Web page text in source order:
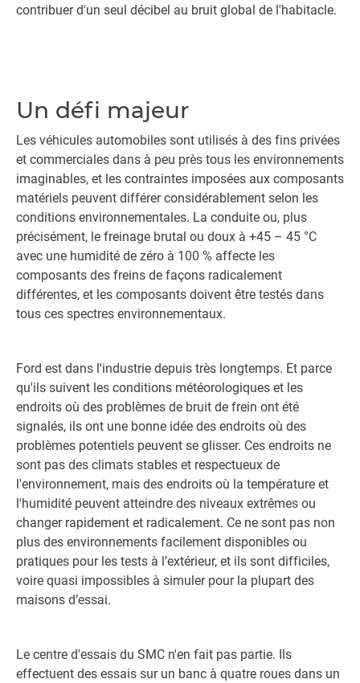
contribuer d'un seul décibel au bruit global de l'habitacle.
Un défi majeur
Les véhicules automobiles sont utilisés à des fins privées
et commerciales dans à peu près tous les environnements
imaginables, et les contraintes imposées aux composants
matériels peuvent différer considérablement selon les
conditions environnementales. La conduite ou, plus
précisément, le freinage brutal ou doux à +45 – 45 °C
avec une humidité de zéro à 100 % affecte les
composants des freins de façons radicalement
différentes, et les composants doivent être testés dans
tous ces spectres environnementaux.
Ford est dans l'industrie depuis très longtemps. Et parce
qu'ils suivent les conditions météorologiques et les
endroits où des problèmes de bruit de frein ont été
signalés, ils ont une bonne idée des endroits où des
problèmes potentiels peuvent se glisser. Ces endroits ne
sont pas des climats stables et respectueux de
l'environnement, mais des endroits où la température et
l'humidité peuvent atteindre des niveaux extrêmes ou
changer rapidement et radicalement. Ce ne sont pas non
plus des environnements facilement disponibles ou
pratiques pour les tests à l’extérieur, et ils sont difficiles,
voire quasi impossibles à simuler pour la plupart des
maisons d’essai.
Le centre d'essais du SMC n'en fait pas partie. Ils
effectuent des essais sur un banc à quatre roues dans un